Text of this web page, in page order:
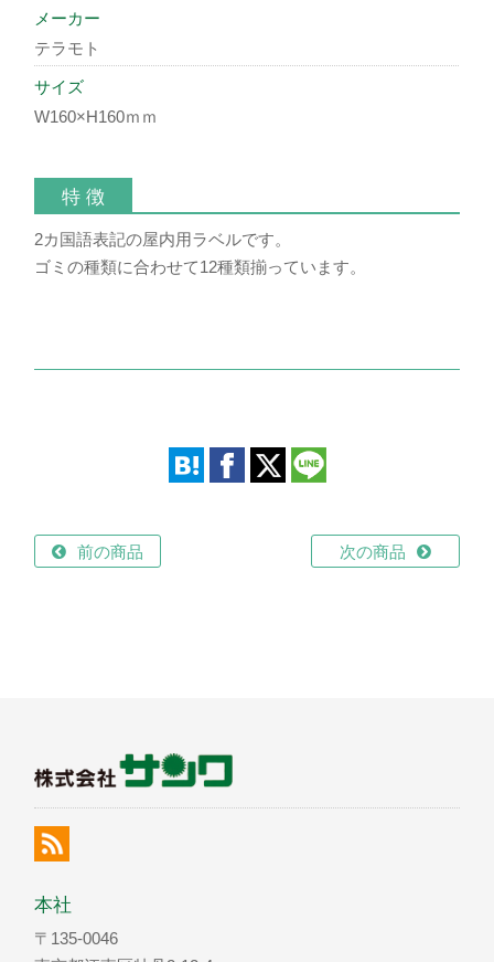
メーカー
テラモト
サイズ
W160×H160ｍｍ
特 徴
2カ国語表記の屋内用ラベルです。
ゴミの種類に合わせて12種類揃っています。
前の商品 次の商品
本社
〒135-0046